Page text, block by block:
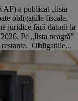
a publicat „lista
obligațiile fiscale,
juridice fără datorii la
Pe „lista neagră”
Obligațiile...